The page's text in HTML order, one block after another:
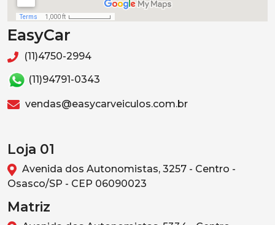
EasyCar
(11)4750-2994
(11)94791-0343
vendas@easycarveiculos.com.br
Loja 01
Avenida dos Autonomistas, 3257 - Centro -
Osasco/SP - CEP 06090023
Matriz